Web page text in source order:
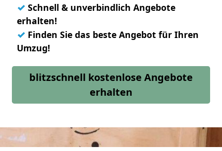
✓ Schnell & unverbindlich Angebote
erhalten!
✓ Finden Sie das beste Angebot für Ihren
Umzug!
blitzschnell kostenlose Angebote
erhalten